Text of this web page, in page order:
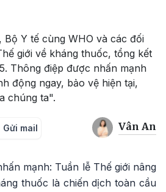
Bộ Y tế cùng WHO và các đối
giới về kháng thuốc, tổng kết
Thông điệp được nhấn mạnh
động ngay, bảo vệ hiện tại,
chúng ta".
Gửi mail Vân An
mạnh: Tuần lễ Thế giới nâng
thuốc là chiến dịch toàn cầu